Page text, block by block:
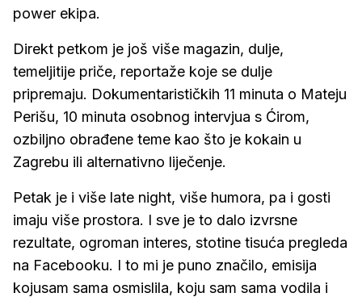
power ekipa.
Direkt petkom je još više magazin, dulje,
temeljitije priče, reportaže koje se dulje
pripremaju. Dokumentarističkih 11 minuta o Mateju
Perišu, 10 minuta osobnog intervjua s Ćirom,
ozbiljno obrađene teme kao što je kokain u
Zagrebu ili alternativno liječenje.
Petak je i više late night, više humora, pa i gosti
imaju više prostora. I sve je to dalo izvrsne
rezultate, ogroman interes, stotine tisuća pregleda
na Facebooku. I to mi je puno značilo, emisija
kojusam sama osmislila, koju sam sama vodila i